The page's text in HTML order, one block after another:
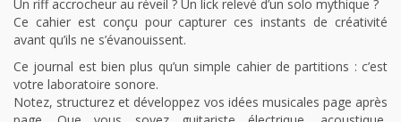
Un riff accrocheur au réveil ? Un lick relevé d’un solo mythique ?
Ce cahier est conçu pour capturer ces instants de créativité
avant qu’ils ne s’évanouissent.
Ce journal est bien plus qu’un simple cahier de partitions : c’est
votre laboratoire sonore.
Notez, structurez et développez vos idées musicales page après